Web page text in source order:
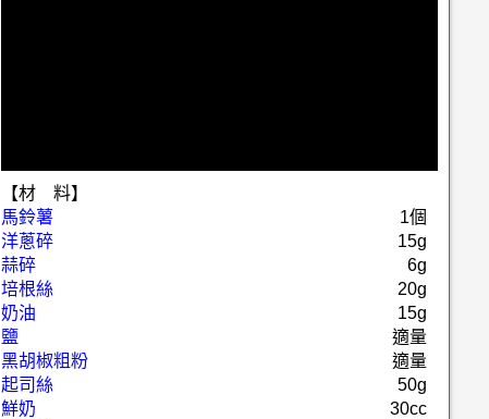
【材 料】
馬鈴薯
1個
洋蔥碎
15g
蒜碎
6g
培根絲
20g
奶油
15g
鹽
適量
黑胡椒粗粉
適量
起司絲
50g
鮮奶
30cc